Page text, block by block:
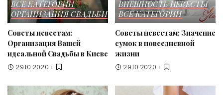
ВСЕ КАТЕГОРИИ
ОРГАНИЗАЦИЯ СВАДЬБИ
Советы невестам:
Организация Вашей
идеальной Свадьбы в Киеве
29.10.2020
ВНЕШНОСТЬ НЕВЕСТЫ
ВСЕ КАТЕГОРИИ
Советы невестам: Значение
сумок в повседневной
жизни
29.10.2020